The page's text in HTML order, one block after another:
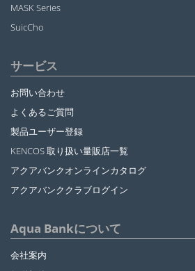
MASK Series
SuicCho
サービス
お問い合わせ
よくあるご質問
製品ユーザー登録
KENCOS 取り扱い量販店一覧
アクアバンクオンラインカタログ
アクアバンククラブログイン
Aqua Bankについて
会社案内